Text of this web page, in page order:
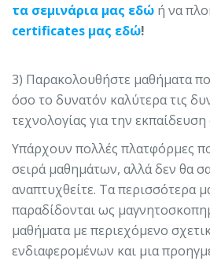
τα σεμινάρια μας εδώ ή να
certificates μας εδώ!
3) Παρακολουθήστε μαθήματα
όσο το δυνατόν καλύτερα τις
τεχνολογίας για την εκπαίδευση
Υπάρχουν πολλές πλατφόρμες
σειρά μαθημάτων, αλλά δεν θα
αναπτυχθείτε. Τα περισσότερα
παραδίδονται ως
μαθήματα με περιεχόμενο
ενδιαφερομένων και μια